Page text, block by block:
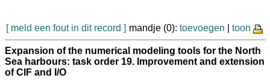
[ meld een fout in dit record ] mandje (0): toevoegen toon
Expansion of the numerical modeling tools for the North
Sea harbours: task order 19. Improvement and extension
of CIF and I/O